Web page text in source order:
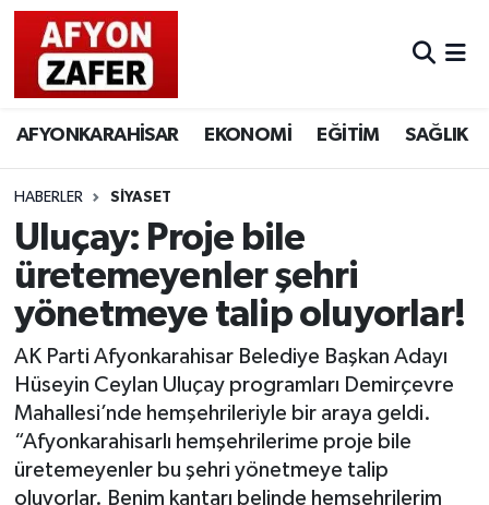
AFYONKARAHİSAR EKONOMİ EĞİTİM SAĞLIK
HABERLER SİYASET
Uluçay: Proje bile
üretemeyenler şehri
yönetmeye talip oluyorlar!
AK Parti Afyonkarahisar Belediye Başkan Adayı
Hüseyin Ceylan Uluçay programları Demirçevre
Mahallesi’nde hemşehrileriyle bir araya geldi.
“Afyonkarahisarlı hemşehrilerime proje bile
üretemeyenler bu şehri yönetmeye talip
oluyorlar. Benim kantarı belinde hemşehrilerim